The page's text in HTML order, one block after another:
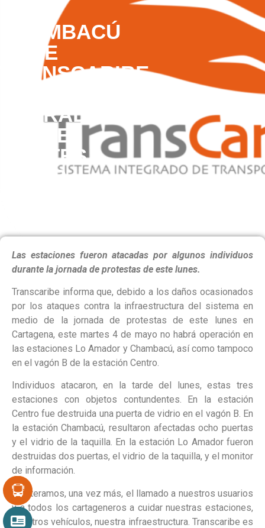
CHAMBACÚ
DE
TRANSCARIBE
CERRADAS
ESTE
MARTES
POR
Las estaciones fueron atacadas por algunos individuos
durante la jornada de protestas de este lunes.
Transcaribe informa que, debido a los daños ocasionados
por los ataques contra la infraestructura del sistema en
medio de la jornada de protestas de este lunes en
Cartagena, este martes 4 de mayo no habrá operación en
las estaciones Lo Amador y Chambacú, así como tampoco
en el vagón B de la estación Centro.
Individuos atacaron, en la tarde del lunes, estas tres
estaciones con objetos contundentes. En la estación
Centro fue destruida una puerta de vidrio en el vagón B. En
la estación Chambacú, resultaron afectadas ocho puertas
y el vidrio de la taquilla. En la estación Lo Amador fueron
destruidas dos puertas, el vidrio de la taquilla, y el monitor
de información.
«Reiteramos, una vez más, el llamado a nuestros usuarios
y a todos los cartageneros a cuidar nuestras estaciones,
nuestros vehículos, nuestra infraestructura. Transcaribe es